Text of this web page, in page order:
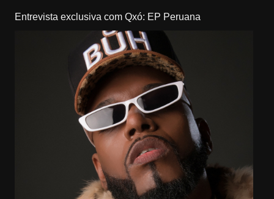
Entrevista exclusiva com Qxó: EP Peruana